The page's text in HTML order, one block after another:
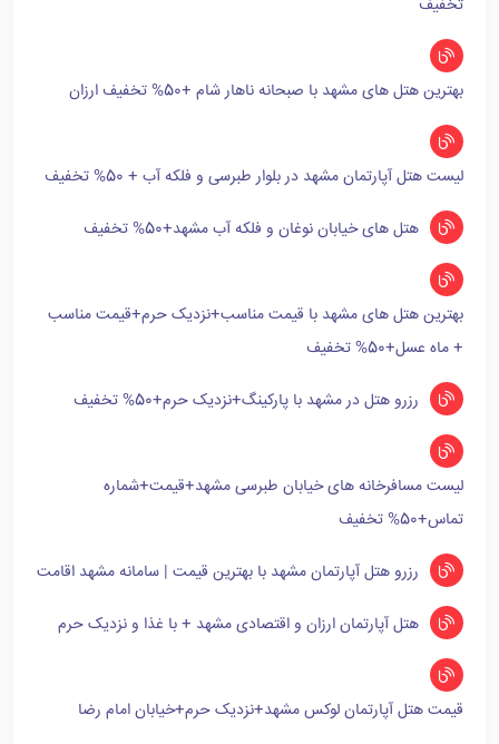
تخفیف
بهترین هتل های مشهد با صبحانه ناهار شام +50% تخفیف ارزان
لیست هتل آپارتمان مشهد در بلوار طبرسی و فلکه آب + 50% تخفیف
هتل های خیابان نوغان و فلکه آب مشهد+50% تخفیف
بهترین هتل های مشهد با قیمت مناسب+نزدیک حرم+قیمت مناسب
+ ماه عسل+50% تخفیف
رزرو هتل در مشهد با پارکینگ+نزدیک حرم+50% تخفیف
لیست مسافرخانه های خیابان طبرسی مشهد+قیمت+شماره
تماس+50% تخفیف
رزرو هتل آپارتمان مشهد با بهترین قیمت | سامانه مشهد اقامت
هتل آپارتمان ارزان و اقتصادی مشهد + با غذا و نزدیک حرم
قیمت هتل آپارتمان لوکس مشهد+نزدیک حرم+خیابان امام رضا